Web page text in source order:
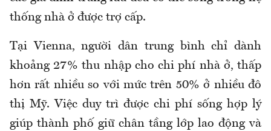
thống nhà ở được trợ cấp.
Tại Vienna, người dân trung bình chỉ dành
khoảng 27% thu nhập cho chi phí nhà ở, thấp
hơn rất nhiều so với mức trên 50% ở nhiều đô
thị Mỹ. Việc duy trì được chi phí sống hợp lý
giúp thành phố giữ chân tầng lớp lao động và